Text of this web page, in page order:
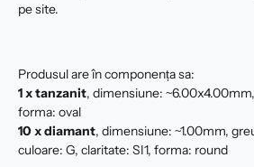
pe site.
Produsul are în componența sa:
1 x tanzanit, dimensiune:
forma: oval
10 xdiamant, dimensiune: ~1.00mm,
culoare: G, claritate: SI1, forma: round